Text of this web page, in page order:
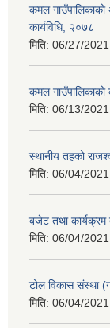
कमल गाउँपालिकाको
कार्यविधि, २०७८
मिति: 06/27/
कमल गाउँपालिकाको
मिति: 06/13/
स्थानीय तहको
मिति: 06/04/
बजेट तथा कार्यक्रम
मिति: 06/04/
टोल विकास संस्था
मिति: 06/04/